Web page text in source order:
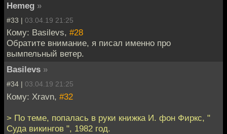
Hemeg »
#33 | 03.04.19 21:25
Кому: Basilevs, #28
Обратите внимание, я писал именно про
вымпельный ветер.
Basilevs »
#34 | 03.04.19 21:25
Кому: Xravn, #32
> По теме, попалась в руки книжка И. фон Фиркс, "
Суда викингов ", 1982 год.